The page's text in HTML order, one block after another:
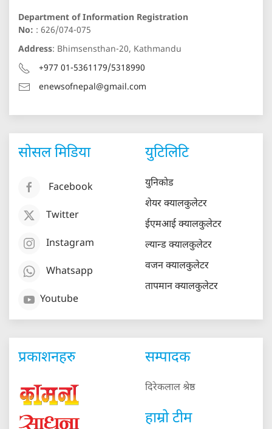
Department of Information Registration
No: : 626/074-075
Address: Bhimsensthan-20, Kathmandu
+977 01-5361179/5318990
enewsofnepal@gmail.com
सोसल मिडिया
Facebook
Twitter
Instagram
Whatsapp
Youtube
युटिलिटि
युनिकोड
शेयर क्यालकुलेटर
ईएमआई क्यालकुलेटर
ल्यान्ड क्यालकुलेटर
वजन क्यालकुलेटर
तापमान क्यालकुलेटर
प्रकाशनहरु सम्पादक
दिरेकलाल श्रेष्ठ
हाम्रो टीम